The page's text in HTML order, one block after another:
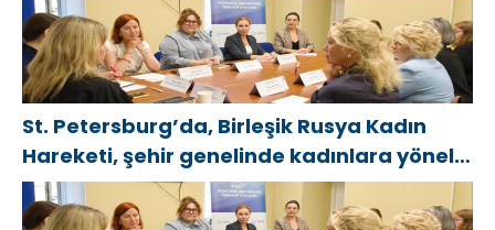
St. Petersburg’da, Birleşik Rusya Kadın
Hareketi, şehir genelinde kadınlara yönelik
destek programlarının geliştirilmesi için
öneriler hazırladı